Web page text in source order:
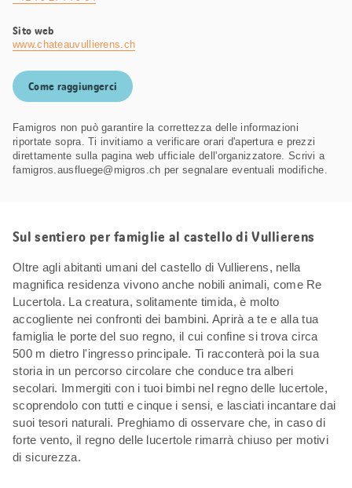
Sito web
www.chateauvullierens.ch
Come raggiungerci
Famigros non può garantire la correttezza delle informazioni
riportate sopra. Ti invitiamo a verificare orari d'apertura e prezzi
direttamente sulla pagina web ufficiale dell'organizzatore. Scrivi a
famigros.ausfluege@migros.ch per segnalare eventuali modifiche.
Sul sentiero per famiglie al castello di Vullierens
Oltre agli abitanti umani del castello di Vullierens, nella
magnifica residenza vivono anche nobili animali, come Re
Lucertola. La creatura, solitamente timida, è molto
accogliente nei confronti dei bambini. Aprirà a te e alla tua
famiglia le porte del suo regno, il cui confine si trova circa
500 m dietro l'ingresso principale. Ti racconterà poi la sua
storia in un percorso circolare che conduce tra alberi
secolari. Immergiti con i tuoi bimbi nel regno delle lucertole,
scoprendolo con tutti e cinque i sensi, e lasciati incantare dai
suoi tesori naturali. Preghiamo di osservare che, in caso di
forte vento, il regno delle lucertole rimarrà chiuso per motivi
di sicurezza.